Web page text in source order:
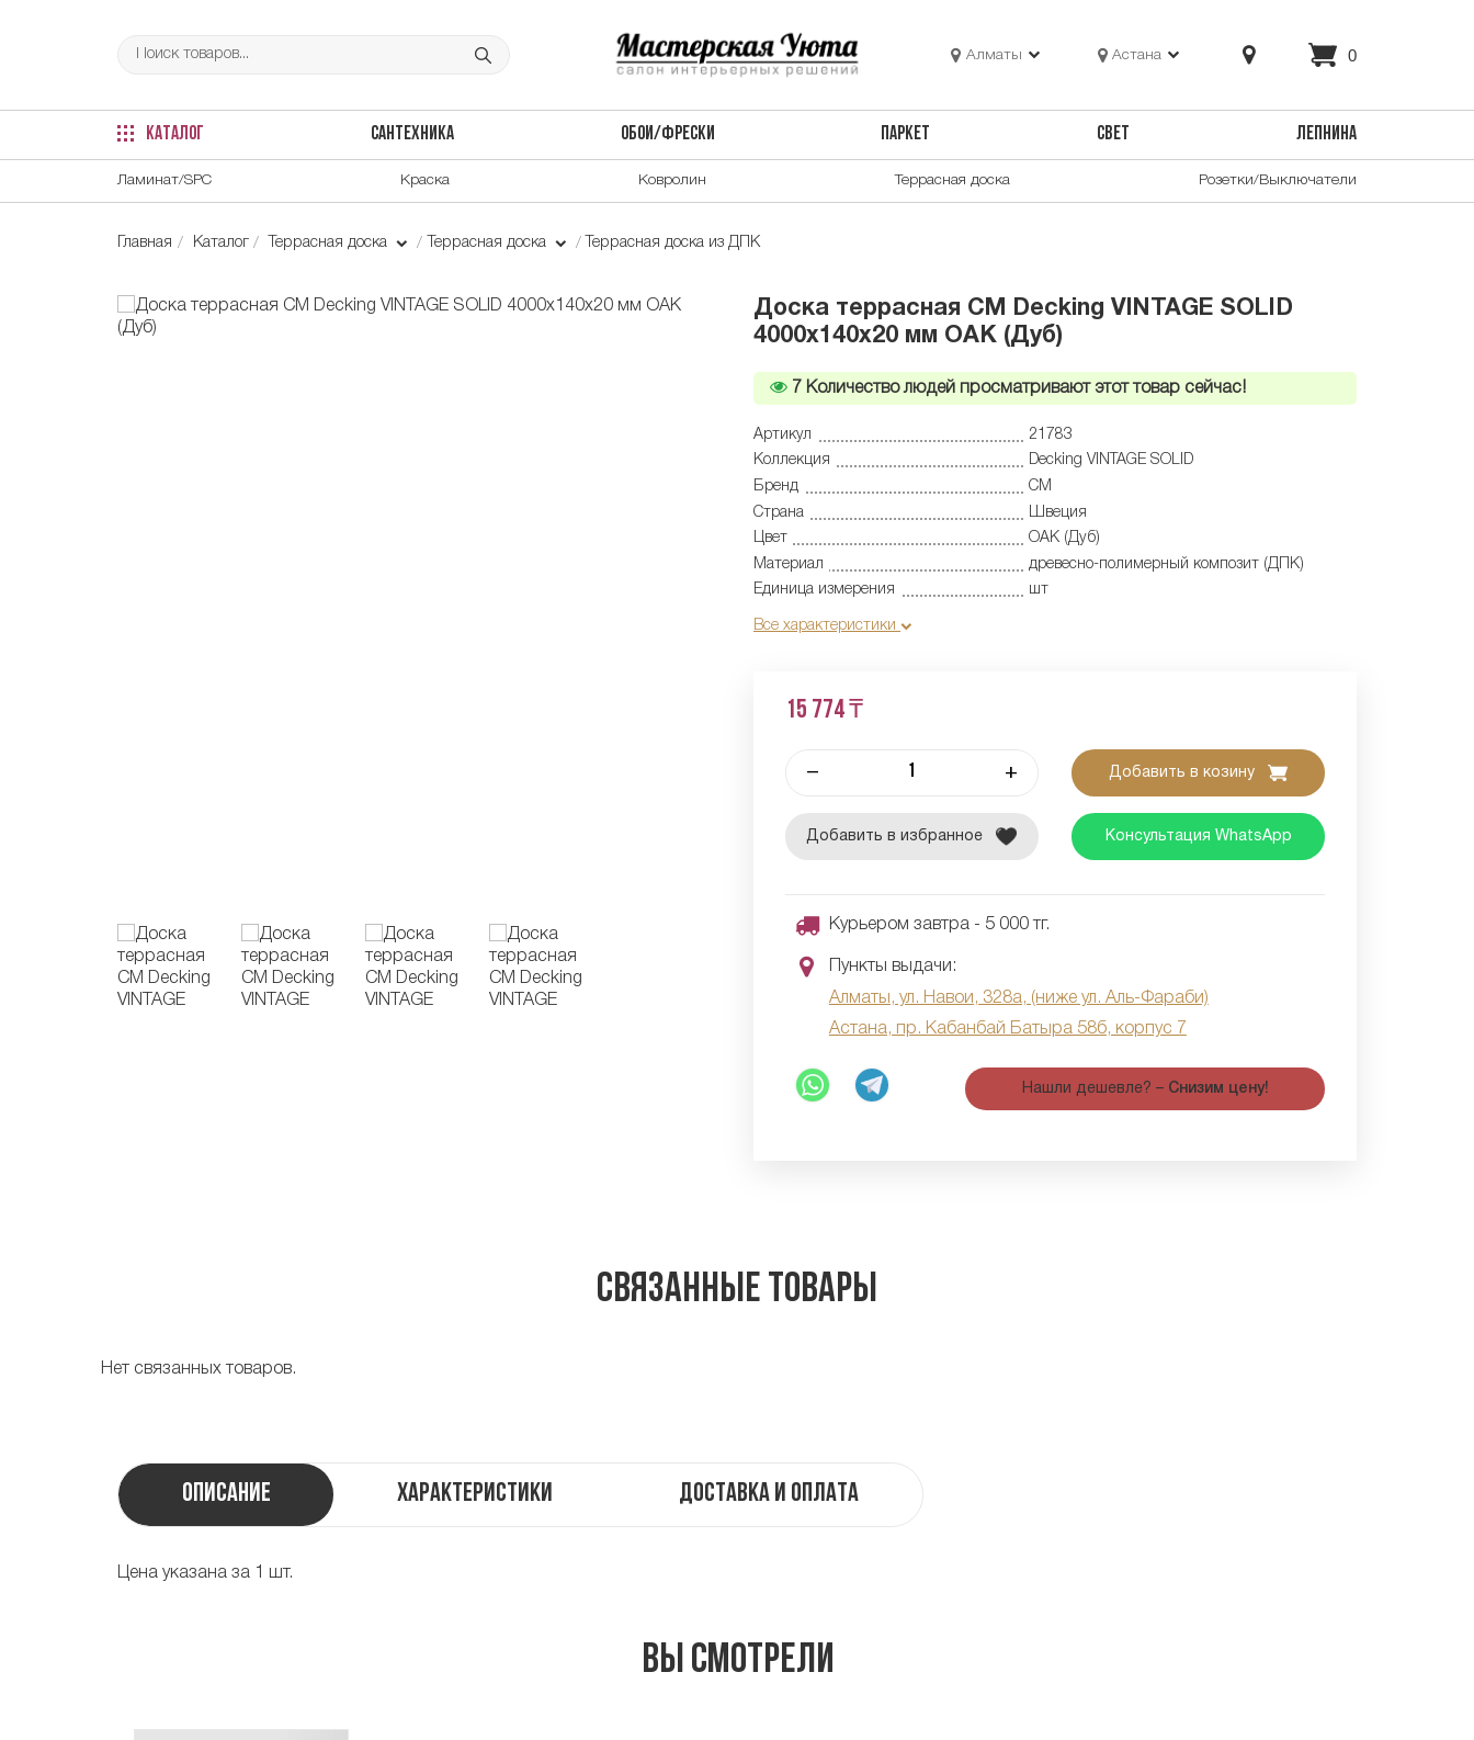
Алматы Астана 0
КАТАЛОГ САНТЕХНИКА ОБОИ/ФРЕСКИ ПАРКЕТ СВЕТ ЛЕПНИНА
Ламинат/SPC Краска Ковролин Террасная доска Розетки/Выключатели
Главная Каталог Террасная доска Террасная доска Террасная доска из ДПК
Доска террасная CM Decking VINTAGE SOLID
4000x140x20 мм OAK (Дуб)
7 Количество людей просматривают этот товар сейчас!
Артикул
21783
Коллекция
Decking VINTAGE SOLID
Бренд
CM
Страна
Швеция
Цвет
OAK (Дуб)
Материал
древесно-полимерный композит (ДПК)
Единица измерения
шт
Все характеристики
15 774 ₸
– + Добавить в козину
Добавить в избранное Консультация WhatsApp
Курьером завтра - 5 000 тг.
Пункты выдачи:
Алматы, ул. Навои, 328а, (ниже ул. Аль-Фараби)
Астана, пр. Кабанбай Батыра 58б, корпус 7
Нашли дешевле? – Снизим цену!
Связанные товары
Нет связанных товаров.
Описание Характеристики Доставка и оплата
Цена указана за 1 шт.
Вы смотрели